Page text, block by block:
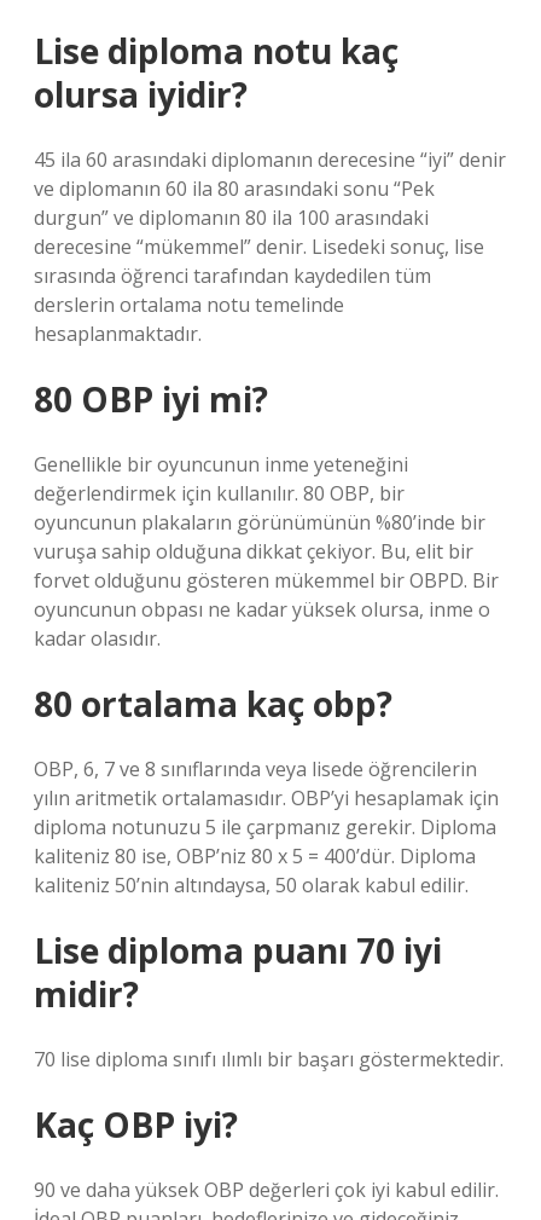
Lise diploma notu kaç
olursa iyidir?
45 ila 60 arasındaki diplomanın derecesine “iyi” denir
ve diplomanın 60 ila 80 arasındaki sonu “Pek
durgun” ve diplomanın 80 ila 100 arasındaki
derecesine “mükemmel” denir. Lisedeki sonuç, lise
sırasında öğrenci tarafından kaydedilen tüm
derslerin ortalama notu temelinde
hesaplanmaktadır.
80 OBP iyi mi?
Genellikle bir oyuncunun inme yeteneğini
değerlendirmek için kullanılır. 80 OBP, bir
oyuncunun plakaların görünümünün %80’inde bir
vuruşa sahip olduğuna dikkat çekiyor. Bu, elit bir
forvet olduğunu gösteren mükemmel bir OBPD. Bir
oyuncunun obpası ne kadar yüksek olursa, inme o
kadar olasıdır.
80 ortalama kaç obp?
OBP, 6, 7 ve 8 sınıflarında veya lisede öğrencilerin
yılın aritmetik ortalamasıdır. OBP’yi hesaplamak için
diploma notunuzu 5 ile çarpmanız gerekir. Diploma
kaliteniz 80 ise, OBP’niz 80 x 5 = 400’dür. Diploma
kaliteniz 50’nin altındaysa, 50 olarak kabul edilir.
Lise diploma puanı 70 iyi
midir?
70 lise diploma sınıfı ılımlı bir başarı göstermektedir.
Kaç OBP iyi?
90 ve daha yüksek OBP değerleri çok iyi kabul edilir.